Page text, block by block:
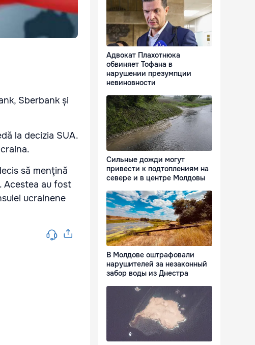
Sberbank și
la decizia SUA.
să menţină
Acestea au fost
ucrainene
Адвокат Плахотнюка
обвиняет Тофана в
нарушении презумпции
невиновности
Сильные дожди могут
привести к подтоплениям на
севере и в центре Молдовы
В Молдове оштрафовали
нарушителей за незаконный
забор воды из Днестра